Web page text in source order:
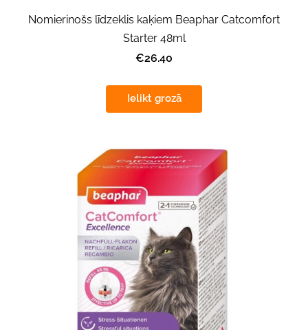
Nomierinošs līdzeklis kaķiem Beaphar Catcomfort
Starter 48ml
€26.40
Ielikt grozā